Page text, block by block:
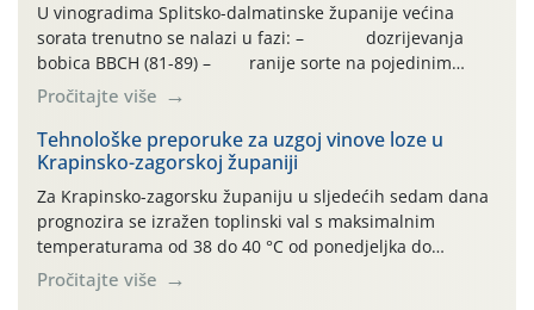
U vinogradima Splitsko-dalmatinske županije većina
sorata trenutno se nalazi u fazi: – dozrijevanja
bobica BBCH (81-89) – ranije sorte na pojedinim
lokalitetima već su dozrele te su spremne za berbu Zbog
visokih temperatura i dugotrajnog izostanka oborina
razvoj vinove loze odvija se uredno, a zdravstveno stanje
većine vinograda je dobro. Srednje dnevne temperature
zraka […]
Pročitajte više
Tehnološke preporuke za uzgoj vinove loze u
Krapinsko-zagorskoj županiji
Za Krapinsko-zagorsku županiju u sljedećih sedam dana
prognozira se izražen toplinski val s maksimalnim
temperaturama od 38 do 40 °C od ponedjeljka do
četvrtka, uz povećan rizik od toplinskog stresa za vinovu
lozu. U petak i subotu očekuje se osvježenje uz
Pročitajte više